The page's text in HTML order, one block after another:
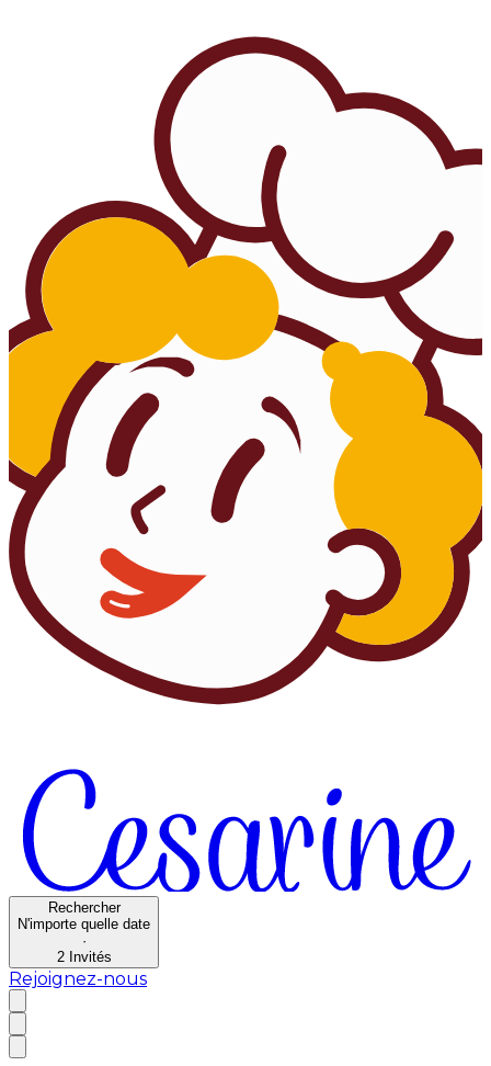
Rechercher
N'importe quelle date
·
2 Invités
Rejoignez-nous